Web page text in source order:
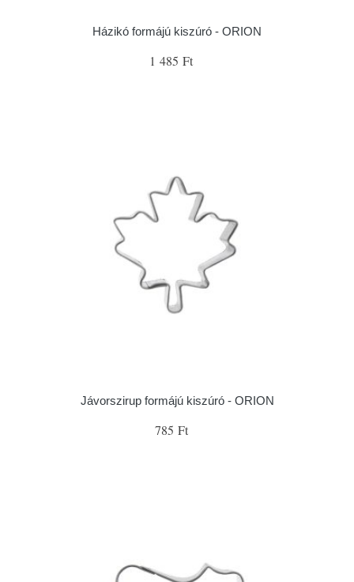
Házikó formájú kiszúró - ORION
1 485 Ft
Jávorszirup formájú kiszúró - ORION
785 Ft